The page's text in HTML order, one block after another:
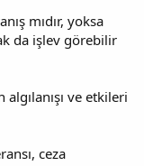
mıdır, yoksa
da işlev görebilir
ve etkileri
ceza